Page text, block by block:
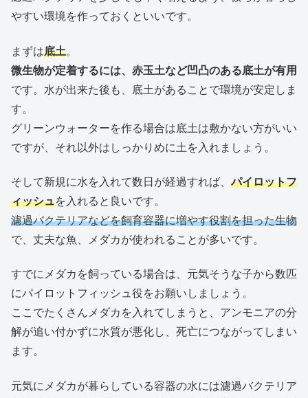
やすい環境を作っておくといいです。
まずは底土。
微生物が定着するには、赤玉土など凹凸のある底土が有用
です。水が出来た後も、底土があることで環境が安定しま
す。
グリーンウォーターを作る場合は底土は敷かない方がいい
ですが、それ以外はしっかりめに土を入れましょう。
そして新規に水を入れて数日が経過すれば、 パイロットフ
ィッシュを入れると良いです。
濾過バクテリアなどを飼育容器に増やす役割を担った生物
で、丈夫な魚、メダカが使われることが多いです。
すでにメダカを飼っている場合は、元気そうな子から数匹
にパイロットフィッシュ役をお願いしましょう。
ここでたくさんメダカを入れてしまうと、アンモニアの分
解が追い付かずに水質が悪化し、死亡につながってしまい
ます。
元気にメダカが暮らしている容器の水には濾過バクテリア